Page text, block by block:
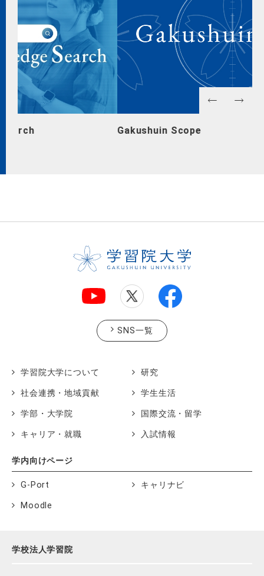
Gakushuin Scope
SNS一覧
学習院大学について 研究
社会連携・地域貢献 学生生活
学部・大学院 国際交流・留学
キャリア・就職 入試情報
学内向けページ
G-Port キャリナビ
Moodle
学校法人学習院